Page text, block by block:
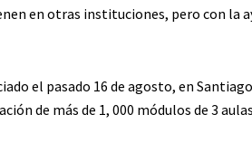
en otras instituciones, pero con la
el pasado 16 de agosto, en
de más de 1, 000 módulos de 3